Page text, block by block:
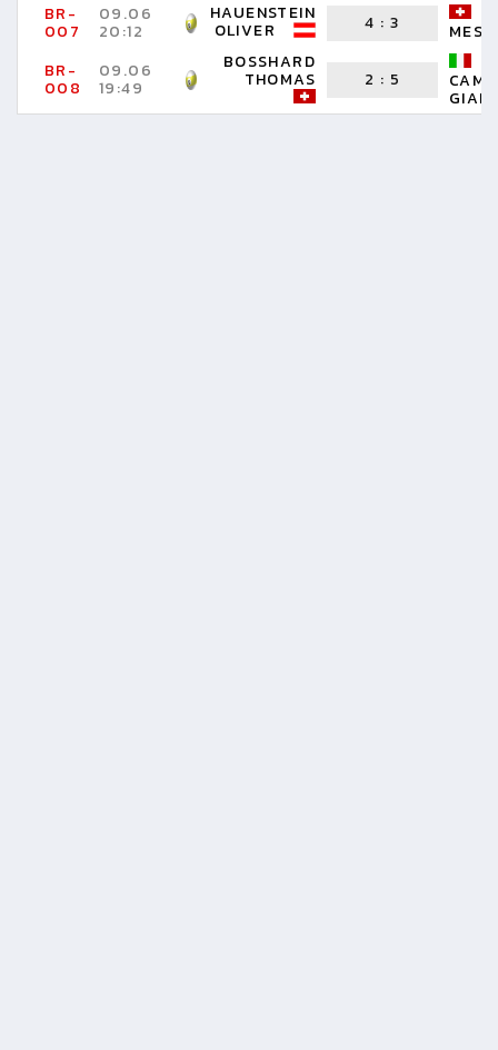
BR-
007
09.06
20:12
HAUENSTEIN
OLIVER 4 :3
BR-
008
09.06
19:49
BOSSHARD
THOMAS 2 : 5